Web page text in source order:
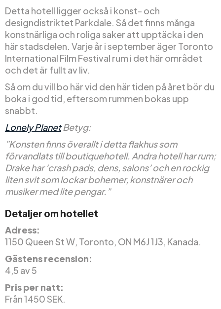
Detta hotell ligger också i konst- och
designdistriktet Parkdale. Så det finns många
konstnärliga och roliga saker att upptäcka i den
här stadsdelen. Varje år i september äger Toronto
International Film Festival rum i det här området
och det är fullt av liv.
Så om du vill bo här vid den här tiden på året bör du
boka i god tid, eftersom rummen bokas upp
snabbt.
Lonely PlanetBetyg:
”Konsten finns överallt i detta flakhus som
förvandlats till boutiquehotell. Andra hotell har rum;
Drake har ’crash pads, dens, salons’ och en rockig
liten svit som lockar bohemer, konstnärer och
musiker med lite pengar.”
Detaljer om hotellet
Adress:
1150 Queen St W, Toronto, ON M6J 1J3, Kanada.
Gästens recension:
4,5 av 5
Pris per natt:
Från 1450 SEK.